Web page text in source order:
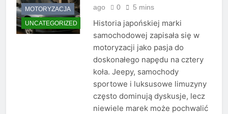
MOTORYZACJA
UNCATEGORIZED
ago
0 5 mins
Historia japońskiej marki
samochodowej zapisała się w
motoryzacji jako pasja do
doskonałego napędu na cztery
koła. Jeepy, samochody
sportowe i luksusowe limuzyny
często dominują dyskusje, lecz
niewiele marek może pochwalić